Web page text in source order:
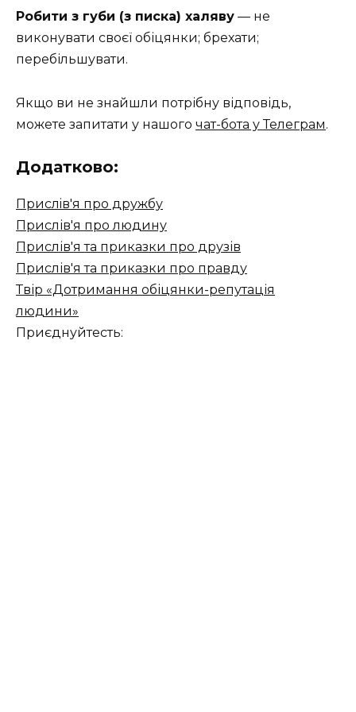
Робити з губи (з писка) халяву — не
виконувати своєї обіцянки; брехати;
перебільшувати.
Якщо ви не знайшли потрібну відповідь,
можете запитати у нашого чат-бота у Телеграм.
Додатково:
Прислiв'я про дружбу
Прислів'я про людину
Прислів'я та приказки про друзів
Прислів'я та приказки про правду
Твір «Дотримання обіцянки-репутація
людини»
Приєднуйтесть: